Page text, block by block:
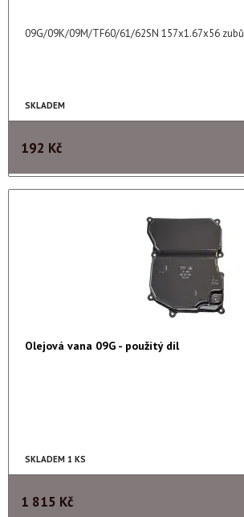
09G/09K/09M/TF60/61/62SN 157x1.67x56 zubů
SKLADEM
192 Kč
Olejová vana 09G - použitý díl
SKLADEM 1 KS
1 815 Kč